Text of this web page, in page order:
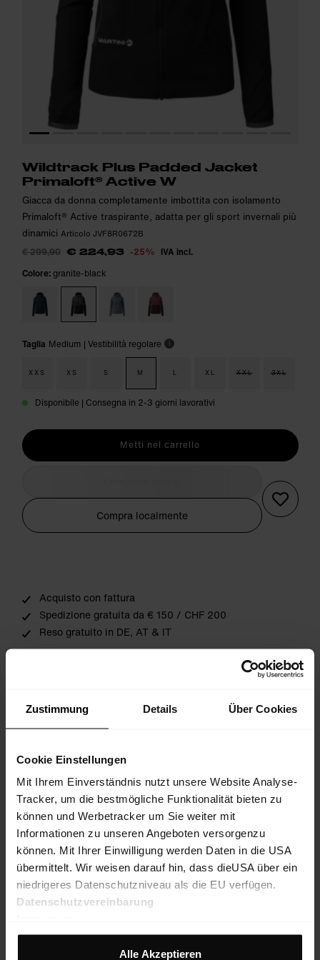
Zustimmung Details Über Cookies
Cookie Einstellungen
Mit Ihrem Einverständnis nutzt unsere Website Analyse-
Tracker, um die bestmögliche Funktionalität bieten zu
können und Werbetracker um Sie weiter mit
Informationen zu unseren Angeboten versorgenzu
können. Mit Ihrer Einwilligung werden Daten in die USA
übermittelt. Wir weisen darauf hin, dass dieUSA über ein
niedrigeres Datenschutzniveau als die EU verfügen.
Datenschutzvereinbarung
Alle Akzeptieren
Wildtrack Plus Padded Jacket
Primaloft® Active W
Giacca da donna completamente imbottita con isolamento
Primaloft® Active traspirante, adatta per gli sport invernali più
dinamici Articolo JVF8R0672B
€ 299,90 € 224,93 -25% IVA incl.
Colore: granite-black
Taglia Medium | Vestibilità regolare i
XXS XS S M L XL XXL 3XL
Disponibile | Consegna in 2-3 giorni lavorativi
Metti nel carrello
Compra localmente
Acquisto con fattura
Spedizione gratuita da € 150 / CHF 200
Reso gratuito in DE, AT & IT
Caratteristiche principali
Caratteristiche
Sostenibilità